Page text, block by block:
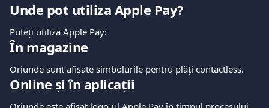
Unde pot utiliza Apple Pay?
Puteți utiliza Apple Pay:
În magazine
Oriunde sunt afișate simbolurile pentru plăți contactless.
Online și în aplicații